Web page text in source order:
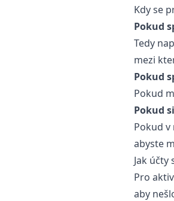
Kdy se
Pokud
Tedy
mezi
Pokud
Pokud
Pokud
Pokud
abyste
Jak účty
Pro
aby